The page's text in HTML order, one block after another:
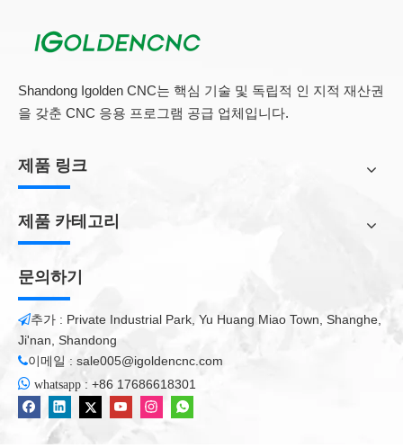
부품, 수하물 버클, 요리기구, 스테인리스 스틸 제품 및 기타 산업.
휴대폰 키패드, 플라스틱 반투명 키, 전자 부품, 통합 회로 (IC), 전
기 기기, 통신 제품, 위생 도구, 도구, 액세서리, 나이프, 안경 및 시
고 다른 산업.
우리에 대해
Shandong Igolden CNC Technology Co., Ltd. , 일본, 독일 등. 더
많은 선택을 위해 우리를 방문해 주시기 바랍니다.
Shandong Igolden CNC는 핵심 기술 및 독립적 인 지적 재산권
을 갖춘 CNC 응용 프로그램 공급 업체입니다.
제품 링크
제품 카테고리
문의하기
추가 : Private Industrial Park, Yu Huang Miao Town, Shanghe,
Ji'nan, Shandong
이메일 : sale005@igoldencnc.com
 whatsapp : +86 17686618301